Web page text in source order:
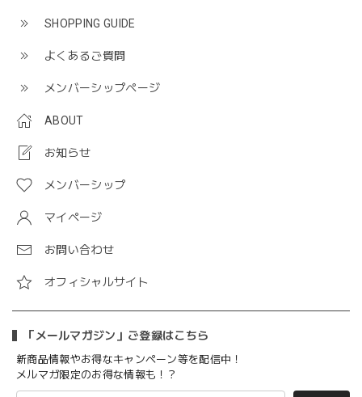
SHOPPING GUIDE
よくあるご質問
メンバーシップページ
ABOUT
お知らせ
メンバーシップ
マイページ
お問い合わせ
オフィシャルサイト
「メールマガジン」ご登録はこちら
新商品情報やお得なキャンペーン等を配信中！
メルマガ限定のお得な情報も！？